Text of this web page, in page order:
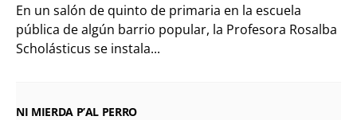
En un salón de quinto de primaria en la escuela
pública de algún barrio popular, la Profesora Rosalba
Scholásticus se instala...
NI MIERDA P’AL PERRO